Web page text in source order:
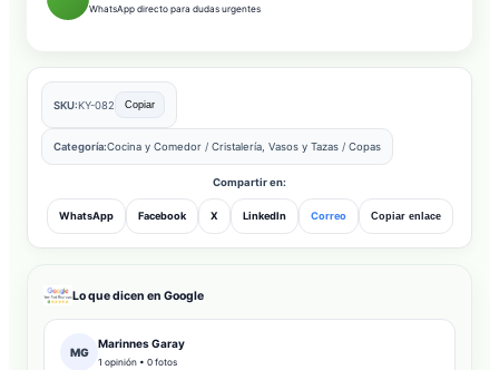
WhatsApp directo para dudas urgentes
SKU:KY-082 Copiar
Categoría:Cocina y Comedor / Cristalería, Vasos y Tazas / Copas
Compartir en:
WhatsApp Facebook X LinkedIn Correo Copiar enlace
Lo que dicen en Google
MG
Marinnes Garay
1 opinión • 0 fotos